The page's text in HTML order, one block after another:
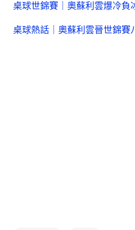
桌球世錦賽｜奧蘇利雲爆冷
桌球熱話｜奧蘇利雲晉世錦